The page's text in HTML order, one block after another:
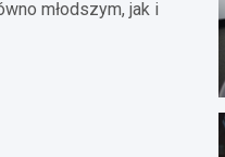
młodszym, jak i